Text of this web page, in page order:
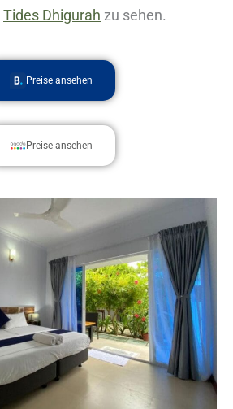
Tides Dhigurah zu sehen.
Preise ansehen
Preise ansehen